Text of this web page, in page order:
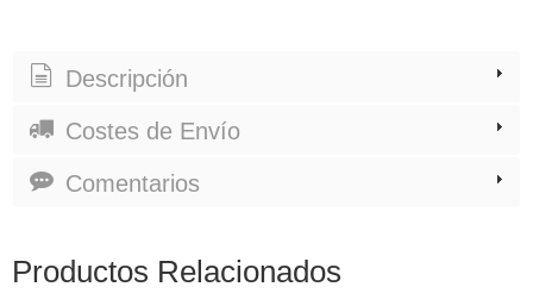
Descripción
Costes de Envío
Comentarios
Productos Relacionados